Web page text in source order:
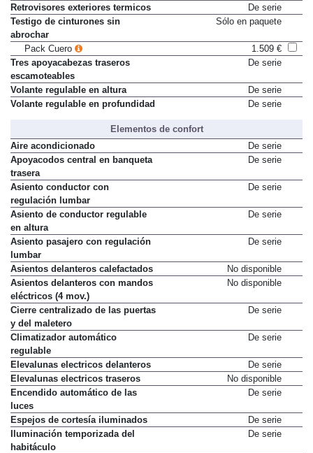
Retrovisores exteriores termicos
De serie
Testigo de cinturones sin
abrochar
Sólo en paquete
Pack Cuero
1.509 €
Tres apoyacabezas traseros
escamoteables
De serie
Volante regulable en altura
De serie
Volante regulable en profundidad
De serie
Elementos de confort
Aire acondicionado
De serie
Apoyacodos central en banqueta
trasera
De serie
Asiento conductor con
regulación lumbar
De serie
Asiento de conductor regulable
en altura
De serie
Asiento pasajero con regulación
lumbar
De serie
Asientos delanteros calefactados
No disponible
Asientos delanteros con mandos
eléctricos (4 mov.)
No disponible
Cierre centralizado de las puertas
y del maletero
De serie
Climatizador automático
regulable
De serie
Elevalunas electricos delanteros
De serie
Elevalunas electricos traseros
No disponible
Encendido automático de las
luces
De serie
Espejos de cortesía iluminados
De serie
Iluminación temporizada del
habitáculo
De serie